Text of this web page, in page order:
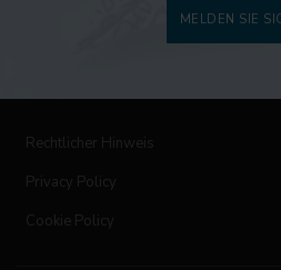
MELDEN SIE
Rechtlicher Hinweis
Privacy Policy
Cookie Policy